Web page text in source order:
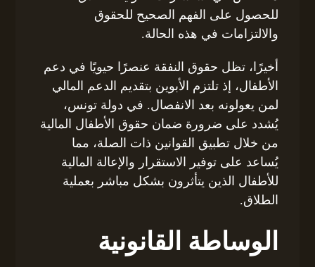
للحصول على الفهم الصحيح للحقوق
والالتزامات في هذه الحالة.
أخيرًا، تظل حقوق النفقة عنصرًا حيويًا في دعم
الأطفال، إذ تلتزم الأبوين بتقديم الدعم المالي
لمن يعولونه بعد الانفصال. في دولة تونس،
يُشدد على ضرورة ضمان حقوق الأطفال المالية
من خلال تطبيق القوانين ذات الصلة، مما
يُساعد على توفير الاستقرار والإعالة المالية
للأطفال الذين يتأثرون بشكل مباشر بعملية
الطلاق.
الوساطة القانونية